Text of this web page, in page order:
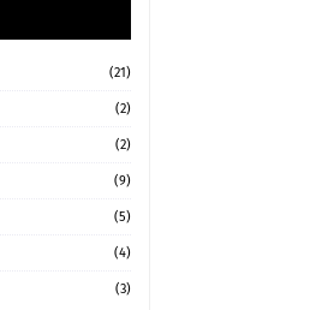
(21)
(2)
(2)
(9)
(5)
(4)
(3)